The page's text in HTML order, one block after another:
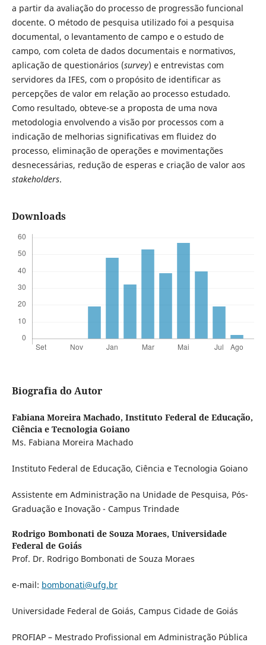
a partir da avaliação do processo de progressão funcional
docente. O método de pesquisa utilizado foi a pesquisa
documental, o levantamento de campo e o estudo de
campo, com coleta de dados documentais e normativos,
aplicação de questionários (survey) e entrevistas com
servidores da IFES, com o propósito de identificar as
percepções de valor em relação ao processo estudado.
Como resultado, obteve-se a proposta de uma nova
metodologia envolvendo a visão por processos com a
indicação de melhorias significativas em fluidez do
processo, eliminação de operações e movimentações
desnecessárias, redução de esperas e criação de valor aos
stakeholders.
Downloads
Biografia do Autor
Fabiana Moreira Machado, Instituto Federal de Educação,
Ciência e Tecnologia Goiano
Ms. Fabiana Moreira Machado
Instituto Federal de Educação, Ciência e Tecnologia Goiano
Assistente em Administração na Unidade de Pesquisa, Pós-
Graduação e Inovação - Campus Trindade
Rodrigo Bombonati de Souza Moraes, Universidade
Federal de Goiás
Prof. Dr. Rodrigo Bombonati de Souza Moraes
e-mail: bombonati@ufg.br
Universidade Federal de Goiás, Campus Cidade de Goiás
PROFIAP – Mestrado Profissional em Administração Pública